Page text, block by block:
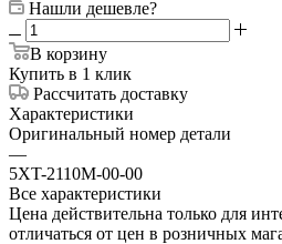
Нашли дешевле?
В корзину
Купить в 1 клик
Рассчитать доставку
Характеристики
Оригинальный номер детали
—
5XT-2110M-00-00
Все характеристики
Цена действительна только для
отличаться от цен в розничных